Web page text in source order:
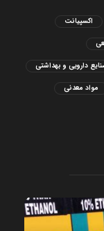
اکسپیانت
دارویی و بهداشتی
مواد معدنی